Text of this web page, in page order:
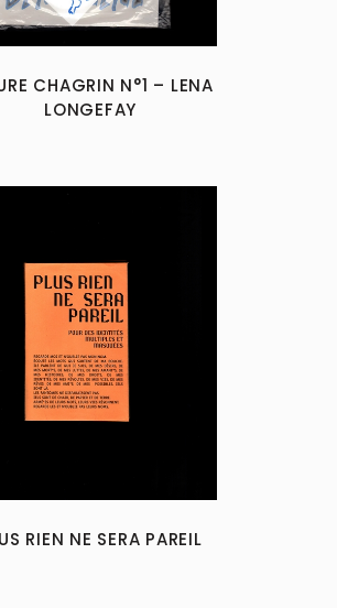
CHAGRIN N°1 – LENA
LONGEFAY
RIEN NE SERA PAREIL